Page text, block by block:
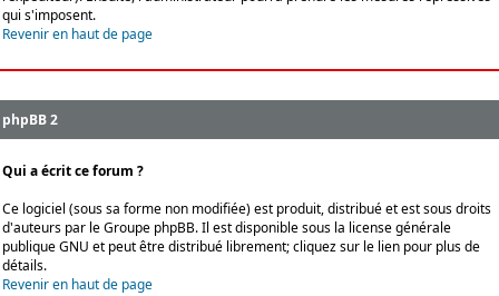
qui s'imposent.
Revenir en haut de page
phpBB 2
Qui a écrit ce forum ?
Ce logiciel (sous sa forme non modifiée) est produit, distribué et est sous droits
d'auteurs par leGroupe phpBB. Il est disponible sous la license générale
publique GNU et peut être distribué librement; cliquez sur le lien pour plus de
détails.
Revenir en haut de page